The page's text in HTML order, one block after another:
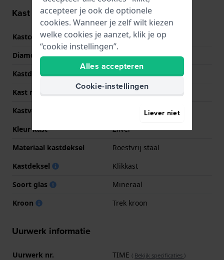
Kast informatie
Kastcode
TW0562
Diameter
36 mm
Kastdikte
10 mm
Kast materiaal
Roestvrij staal
Kastvorm
Tonvormig
Kleur kast
Zilver
Materiaal kastdeksel
Roestvrij staal
Kastdeksel
Klikkast
Soort glas
Mineraal
Kroon
Trek kroon
Uurwerk informatie
Uurwerk nr. TIME ( Bekijk specificaties )
accepteer je ook de optionele
cookies. Wanneer je zelf wilt kiezen
welke cookies je aanzet, klik je op
“cookie instellingen”.
Alles accepteren
Cookie-instellingen
Liever niet